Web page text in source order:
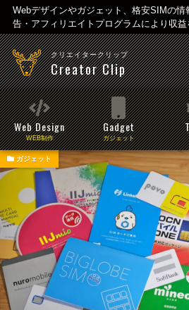
Webデザインやガジェット、格安SIMの
告・アフィリエイトプログラムにより収益
クリエイタークリップ
Creator Clip
Web Design
WEB制作
Gadget
ガジェット
ガジェット